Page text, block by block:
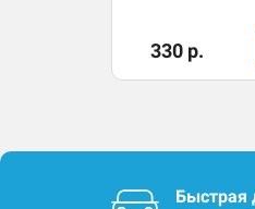
330 р.
Быстрая